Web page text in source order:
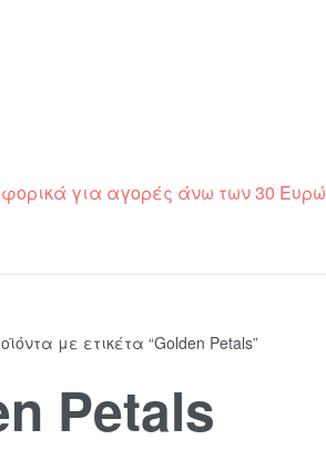
για αγορές άνω των 30 Ευρώ
με ετικέτα “Golden Petals”
Petals